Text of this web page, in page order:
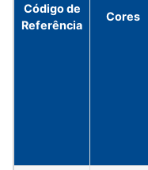
Código de
Referência
Cores